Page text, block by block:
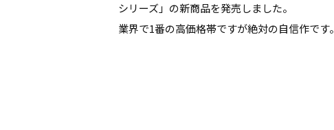
シリーズ」の新商品を発売しました。
業界で1番の高価格帯ですが絶対の自信作です。